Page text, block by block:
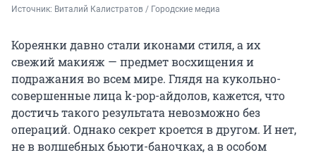
Источник: Виталий Калистратов / Городские медиа
Кореянки давно стали иконами стиля, а их
свежий макияж — предмет восхищения и
подражания во всем мире. Глядя на кукольно-
совершенные лица k-pop-айдолов, кажется, что
достичь такого результата невозможно без
операций. Однако секрет кроется в другом. И нет,
не в волшебных бьюти-баночках, а в особом